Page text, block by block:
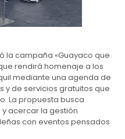
la campaña «Guayaco que
rendirá homenaje a los
mediante una agenda de
y de servicios gratuitos que
La propuesta busca
acercar la gestión
con eventos pensados